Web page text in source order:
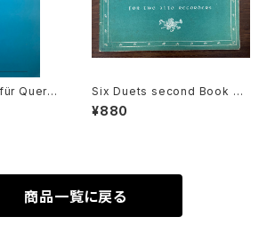
Querfl
GEORG
Six Duets second Book 4=
6 for two Alto Recorders
【著者：Georg Philipp Telem
¥880
商品一覧に戻る